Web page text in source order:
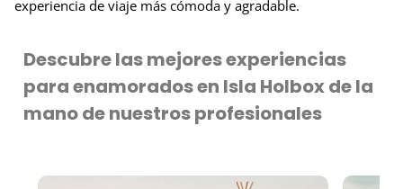
experiencia de viaje más cómoda y agradable.
Descubre las mejores experiencias
para enamorados en Isla Holbox de la
mano de nuestros profesionales